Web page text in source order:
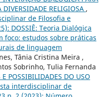
DIVERSIDADE RELIGIOSA ,
de Filosofia e
DOSSIÊ: Teoria Dialógica
foco: estudos sobre práticas
de linguagem
Tânia Cristina Meira ,
Sobrinho, Tulia Fernanda
E POSSIBILIDADES DO USO
interdisciplinar de